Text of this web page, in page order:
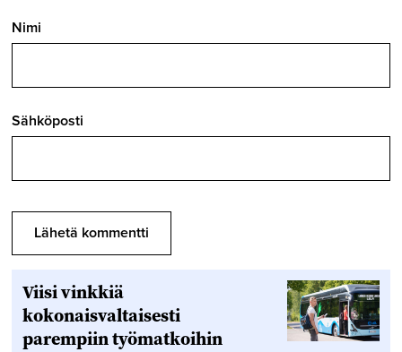
Nimi
Sähköposti
Viisi vinkkiä
kokonaisvaltaisesti
parempiin työmatkoihin